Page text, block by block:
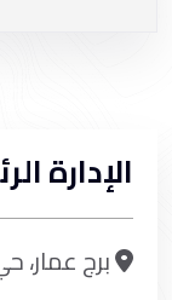
الإدارة
برج عمار، حي